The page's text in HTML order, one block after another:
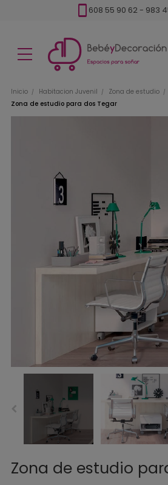
608 55 90 62 - 983
Inicio Habitacion Juvenil
Zona de estudio
Zona de estudio para dos Tegar
Zona de estudio